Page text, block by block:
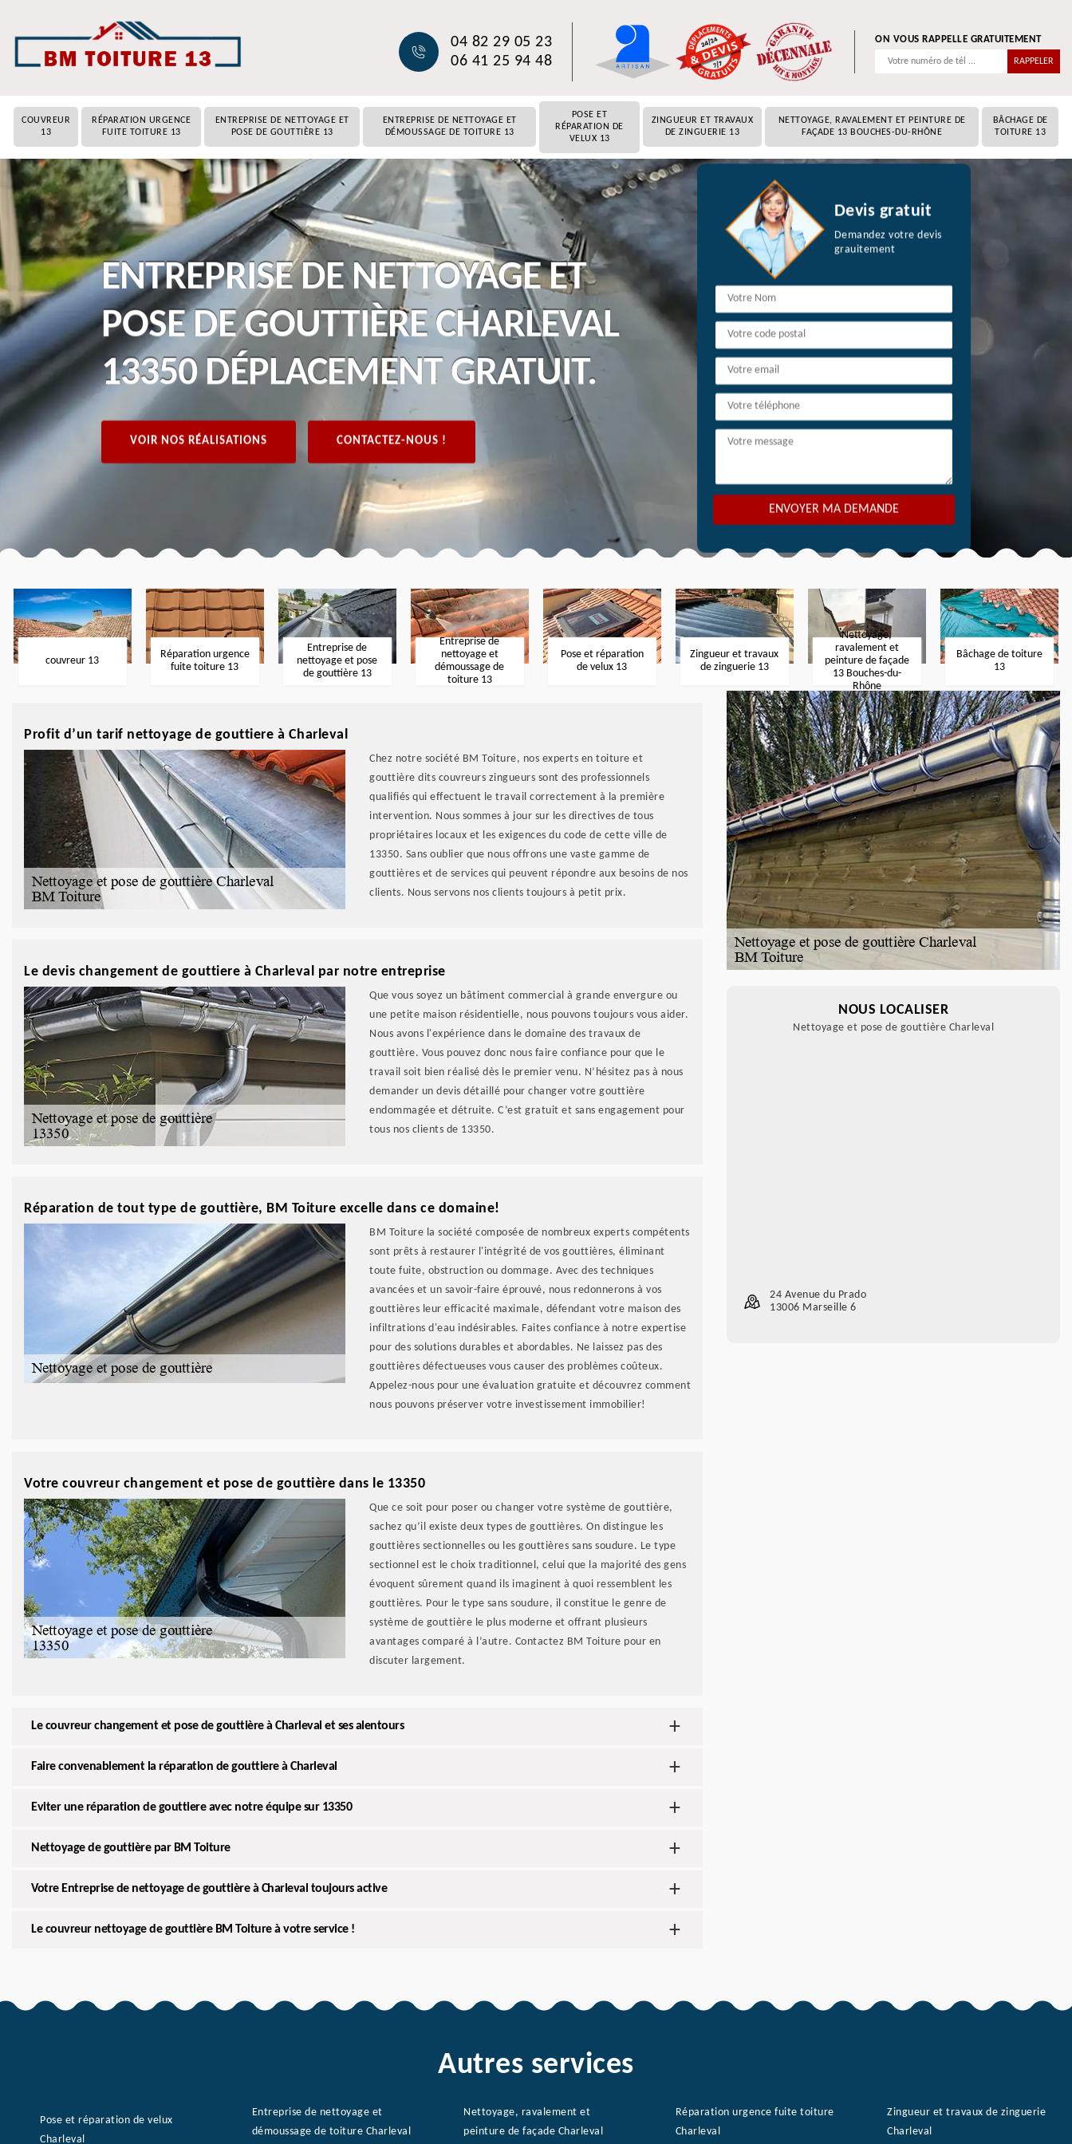
04 82 29 05 23
06 41 25 94 48
ON VOUS RAPPELLE GRATUITEMENT
COUVREUR
13
RÉPARATION URGENCE
FUITE TOITURE 13
ENTREPRISE DE NETTOYAGE ET
POSE DE GOUTTIÈRE 13
ENTREPRISE DE NETTOYAGE ET
DÉMOUSSAGE DE TOITURE 13
POSE ET
RÉPARATION DE
VELUX 13
ZINGUEUR ET TRAVAUX
DE ZINGUERIE 13
NETTOYAGE, RAVALEMENT ET PEINTURE DE
FAÇADE 13 BOUCHES-DU-RHÔNE
BÂCHAGE DE
TOITURE 13
ENTREPRISE DE NETTOYAGE ET
POSE DE GOUTTIÈRE CHARLEVAL
13350 DÉPLACEMENT GRATUIT.
VOIR NOS RÉALISATIONS CONTACTEZ-NOUS !
Devis gratuit
Demandez votre devis
grauitement
couvreur 13
Réparation urgence
fuite toiture 13
Entreprise de
nettoyage et pose
de gouttière 13
Entreprise de
nettoyage et
démoussage de
toiture 13
Pose et réparation
de velux 13
Zingueur et travaux
de zinguerie 13
Nettoyage,
ravalement et
peinture de façade
13 Bouches-du-
Rhône
Bâchage de toiture
13
Profit d’un tarif nettoyage de gouttiere à Charleval
Chez notre société BM Toiture, nos experts en toiture et
gouttière dits couvreurs zingueurs sont des professionnels
qualifiés qui effectuent le travail correctement à la première
intervention. Nous sommes à jour sur les directives de tous
propriétaires locaux et les exigences du code de cette ville de
13350. Sans oublier que nous offrons une vaste gamme de
gouttières et de services qui peuvent répondre aux besoins de nos
clients. Nous servons nos clients toujours à petit prix.
Le devis changement de gouttiere à Charleval par notre entreprise
Que vous soyez un bâtiment commercial à grande envergure ou
une petite maison résidentielle, nous pouvons toujours vous aider.
Nous avons l'expérience dans le domaine des travaux de
gouttière. Vous pouvez donc nous faire confiance pour que le
travail soit bien réalisé dès le premier venu. N’hésitez pas à nous
demander un devis détaillé pour changer votre gouttière
endommagée et détruite. C’est gratuit et sans engagement pour
tous nos clients de 13350.
Réparation de tout type de gouttière, BM Toiture excelle dans ce domaine!
BM Toiture la société composée de nombreux experts compétents
sont prêts à restaurer l'intégrité de vos gouttières, éliminant
toute fuite, obstruction ou dommage. Avec des techniques
avancées et un savoir-faire éprouvé, nous redonnerons à vos
gouttières leur efficacité maximale, défendant votre maison des
infiltrations d'eau indésirables. Faites confiance à notre expertise
pour des solutions durables et abordables. Ne laissez pas des
gouttières défectueuses vous causer des problèmes coûteux.
Appelez-nous pour une évaluation gratuite et découvrez comment
nous pouvons préserver votre investissement immobilier!
Votre couvreur changement et pose de gouttière dans le 13350
Que ce soit pour poser ou changer votre système de gouttière,
sachez qu’il existe deux types de gouttières. On distingue les
gouttières sectionnelles ou les gouttières sans soudure. Le type
sectionnel est le choix traditionnel, celui que la majorité des gens
évoquent sûrement quand ils imaginent à quoi ressemblent les
gouttières. Pour le type sans soudure, il constitue le genre de
système de gouttière le plus moderne et offrant plusieurs
avantages comparé à l’autre. Contactez BM Toiture pour en
discuter largement.
Le couvreur changement et pose de gouttière à Charleval et ses alentours
Faire convenablement la réparation de gouttiere à Charleval
Eviter une réparation de gouttiere avec notre équipe sur 13350
Nettoyage de gouttière par BM Toiture
Votre Entreprise de nettoyage de gouttière à Charleval toujours active
Le couvreur nettoyage de gouttière BM Toiture à votre service !
NOUS LOCALISER
Nettoyage et pose de gouttière Charleval
24 Avenue du Prado
13006 Marseille 6
Autres services
Pose et réparation de velux
Charleval
Entreprise de nettoyage et
démoussage de toiture Charleval
Nettoyage, ravalement et
peinture de façade Charleval
Réparation urgence fuite toiture
Charleval
Zingueur et travaux de zinguerie
Charleval